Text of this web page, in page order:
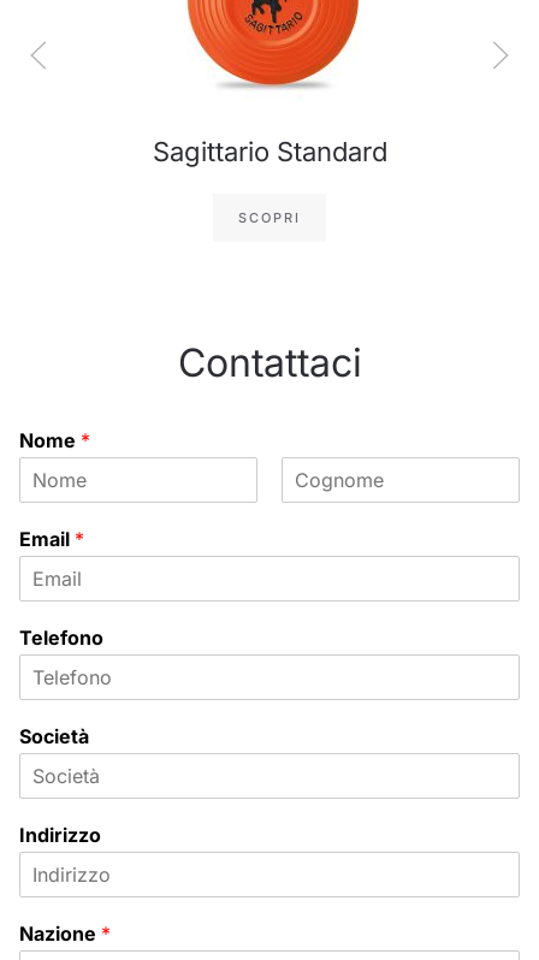
Sagittario Standard
SCOPRI
Contattaci
Nome *
o
m
m
Email *
Telefono
Società
Indirizzo
Nazione *